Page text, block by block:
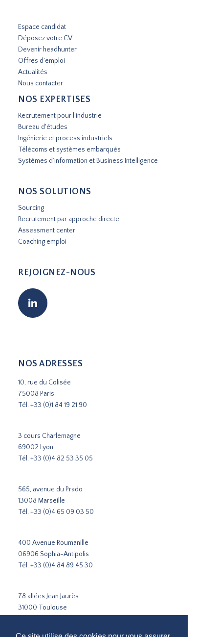
Espace candidat
Déposez votre CV
Devenir headhunter
Offres d'emploi
Actualités
Nous contacter
NOS EXPERTISES
Recrutement pour l'industrie
Bureau d'études
Ingénierie et process industriels
Télécoms et systèmes embarqués
Systèmes d’information et Business Intelligence
NOS SOLUTIONS
Sourcing
Recrutement par approche directe
Assessment center
Coaching emploi
REJOIGNEZ-NOUS
NOS ADRESSES
10, rue du Colisée
75008 Paris
Tél.+33 (0)1 84 19 21 90
3 cours Charlemagne
69002 Lyon
Tél.+33 (0)4 82 53 35 05
565, avenue du Prado
13008 Marseille
Tél.+33 (0)4 65 09 03 50
400 Avenue Roumanille
06906 Sophia-Antipolis
Tél.+33 (0)4 84 89 45 30
78 allées Jean Jaurès
31000 Toulouse